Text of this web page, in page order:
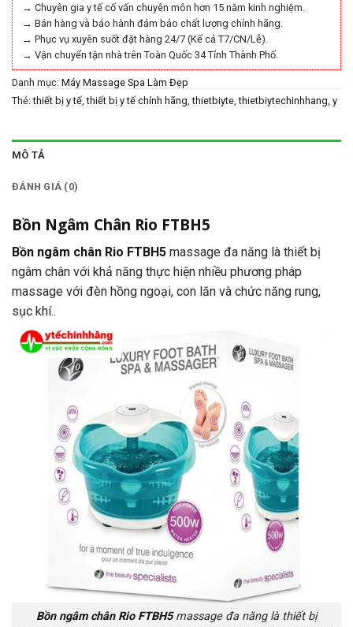
→ Chuyên gia y tế cố vấn chuyên môn hơn 15 năm kinh nghiệm.
→ Bán hàng và bảo hành đảm bảo chất lượng chính hãng.
→ Phục vụ xuyên suốt đặt hàng 24/7 (Kể cả T7/CN/Lễ).
→ Vận chuyển tận nhà trên Toàn Quốc 34 Tỉnh Thành Phố.
Danh mục: Máy Massage Spa Làm Đẹp
Thẻ:thiết bị y tế,thiết bị y tế chính hãng ,thietbiyte ,thietbiytechinhhang y
MÔ TẢ
ĐÁNH GIÁ (0)
Bồn Ngâm Chân Rio FTBH5
Bồn ngâm chân Rio FTBH5 massage đa năng là thiết bị
ngâm chân với khả năng thực hiện nhiều phương pháp
massage với đèn hồng ngoại, con lăn và chức năng rung,
sục khí..
Bồn ngâm chân Rio FTBH5massage đa năng là thiết bị